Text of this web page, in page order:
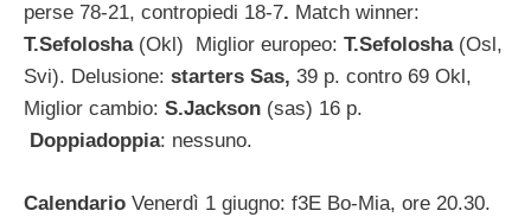
perse 78-21, contropiedi 18-7. Match winner:
T.Sefolosha (Okl) Miglior europeo: T.Sefolosha (Osl,
Svi). Delusione: starters Sas, 39 p. contro 69 Okl,
Miglior cambio: S.Jackson (sas) 16 p.
Doppiadoppia: nessuno.
Calendario Venerdì 1 giugno: f3E Bo-Mia, ore 20.30.